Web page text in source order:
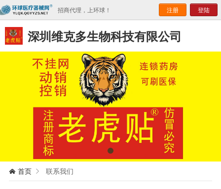
招商代理，上环球！ 注册 登陆
深圳维克多生物科技有限公司
 首页  联系我们